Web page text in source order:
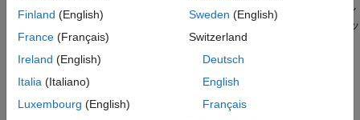
ブロック I/O、DWork ベクトル、パラメーターなどのモデル
データをリアルタイム モデル データ構造体 (
) にパッ
ケージ化する。
リアルタイム モデル データ構造体を入力引数として、生成
されたモデルのエントリポイント関数に参照渡しする。
Finland (English)
France (Français)
Ireland (English)
Italia (Italiano)
Luxembourg (English)
Sweden (English)
Switzerland
Deutsch
English
Français